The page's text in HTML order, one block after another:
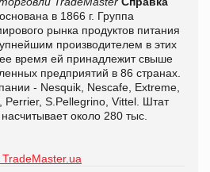
основана в 1866 г. Группа
рынка продуктов питания
производителем в этих
время ей принадлежит свыше
предприятий в 86 странах.
- Nesquik, Nescafe, Extreme,
Perrier, S.Pellegrino, Vittel. Штат
около 280 тыс.
TradeMaster.ua